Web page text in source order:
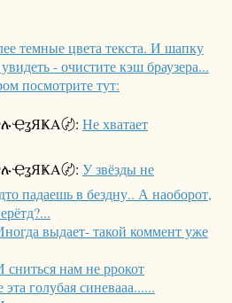
темные цвета текста. И шапку
- очистите кэш браузера...
посмотрите тут:
〄: Не хватает
〄: У звёзды не
падаешь в бездну.. А наоборот,
выдает- такой коммент уже
сниться нам не ррокот
голубая синевааа......